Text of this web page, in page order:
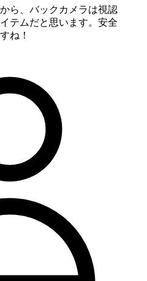
ら、バックカメラは視認
テムだと思います。安全
ね！